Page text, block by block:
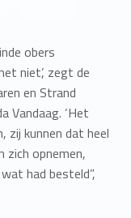
niet’, zegt de
en Strand
Vandaag. ‘Het
zij kunnen dat heel
zich opnemen,
had besteld”,